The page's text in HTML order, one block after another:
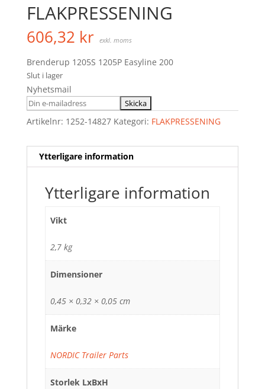
FLAKPRESSENING
606,32 kr exkl. moms
Brenderup 1205S 1205P Easyline 200
Slut i lager
Nyhetsmail
Artikelnr: 1252-14827 Kategori: FLAKPRESSENING
Ytterligare information
Ytterligare information
Vikt
2,7 kg
Dimensioner
0,45 × 0,32 × 0,05 cm
Märke
NORDIC Trailer Parts
Storlek LxBxH